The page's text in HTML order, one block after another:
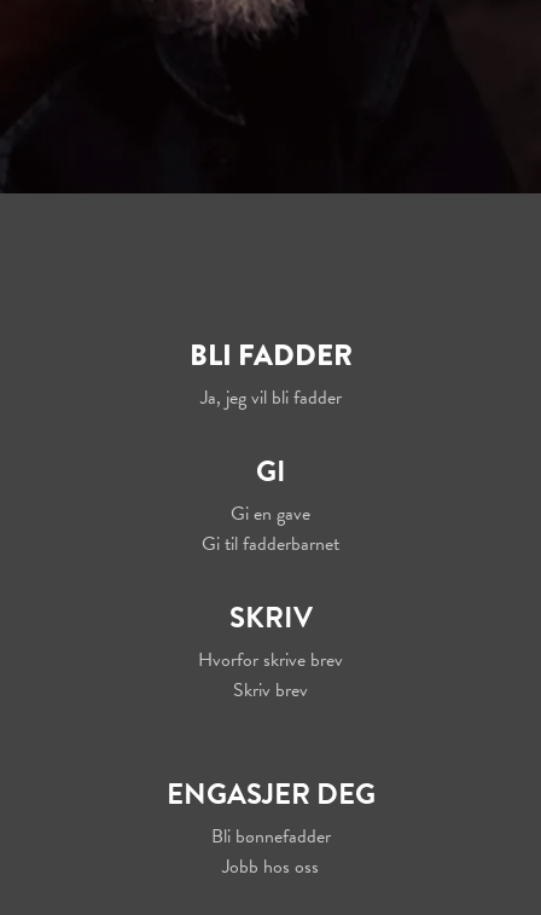
BLI FADDER
Ja, jeg vil bli fadder
GI
Gi en gave
Gi til fadderbarnet
SKRIV
Hvorfor skrive brev
Skriv brev
ENGASJER DEG
Bli bønnefadder
Jobb hos oss